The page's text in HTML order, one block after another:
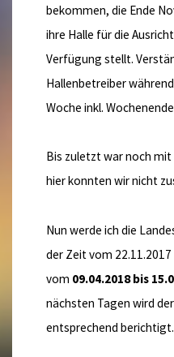
bekommen, die Ende
ihre Halle für die
Verfügung stellt.
Hallenbetreiber
Woche inkl.
Bis zuletzt war noch
hier konnten wir nicht
Nun werde ich die
der Zeit vom
vom 09.04.2018 bis
nächsten Tagen wird
entsprechend berichtigt.